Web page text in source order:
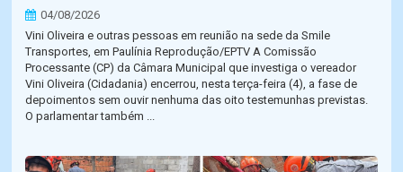
04/08/2026
Vini Oliveira e outras pessoas em reunião na sede da Smile
Transportes, em Paulínia Reprodução/EPTV A Comissão
Processante (CP) da Câmara Municipal que investiga o vereador
Vini Oliveira (Cidadania) encerrou, nesta terça-feira (4), a fase de
depoimentos sem ouvir nenhuma das oito testemunhas previstas.
O parlamentar também ...